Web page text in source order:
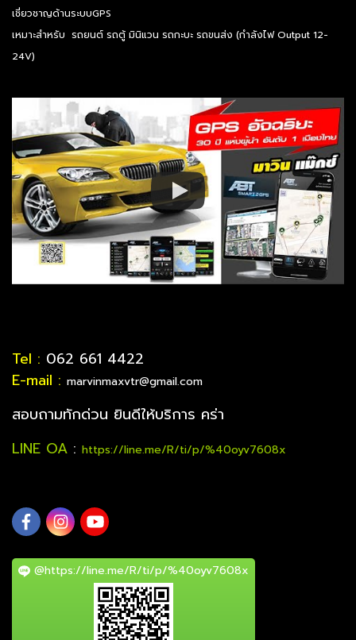
เชี่ยวชาญด้านระบบGPS
เหมาะสำหรับ รถยนต์ รถตู้ มินิแวน รถกะบะ รถขนส่ง (กำลังไฟ Output 12-
24V)
Tel : 062 661 4422
E-mail : marvinmaxvtr@gmail.com
สอบถามทักด่วน ยินดีให้บริการ คร่า
LINE OA : https://line.me/R/ti/p/%40oyv7608x
@https://line.me/R/ti/p/%40oyv7608x